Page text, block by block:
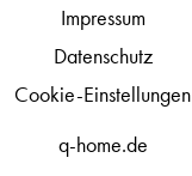
q-home.de
Impressum
Datenschutz
Cookie-Einstellungen